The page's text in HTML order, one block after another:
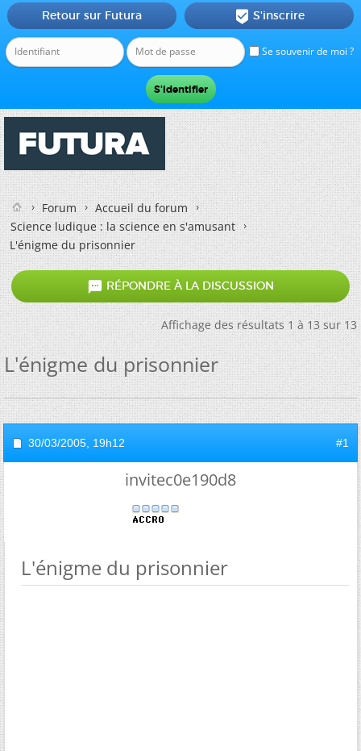
Se souvenir de moi ?
Retour sur Futura  S'inscrire
Forum
Accueil du forum
Science ludique : la science en s'amusant
L'énigme du prisonnier
 RÉPONDRE À LA DISCUSSION
Affichage des résultats 1 à 13 sur 13
L'énigme du prisonnier
30/03/2005, 19h12 #1
invitec0e190d8
L'énigme du prisonnier